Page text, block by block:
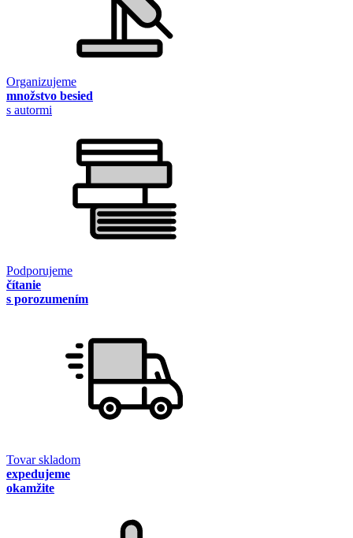
Organizujeme
množstvo besied
s autormi
Podporujeme
čítanie
s porozumením
Tovar skladom
expedujeme
okamžite